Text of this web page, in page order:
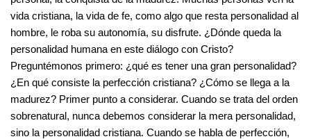
vida cristiana, la vida de fe, como algo que resta personalidad al
hombre, le roba su autonomía, su disfrute. ¿Dónde queda la
personalidad humana en este diálogo con Cristo?
Preguntémonos primero: ¿qué es tener una gran personalidad?
¿En qué consiste la perfección cristiana? ¿Cómo se llega a la
madurez? Primer punto a considerar. Cuando se trata del orden
sobrenatural, nunca debemos considerar la mera personalidad,
sino la personalidad cristiana. Cuando se habla de perfección,